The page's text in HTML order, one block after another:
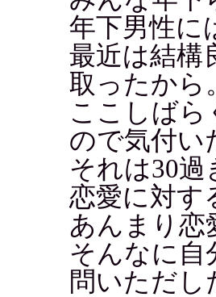
年下男性に
最近は結構
取ったから
ここしば
ので気付い
それは30
恋愛に対す
あんまり恋
そんなに自
問いただし